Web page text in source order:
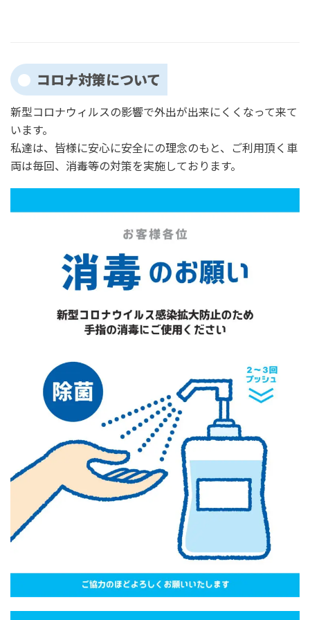
コロナ対策について
新型コロナウィルスの影響で外出が出来にくくなって来て
います。
私達は、皆様に安心に安全にの理念のもと、ご利用頂く車
両は毎回、消毒等の対策を実施しております。